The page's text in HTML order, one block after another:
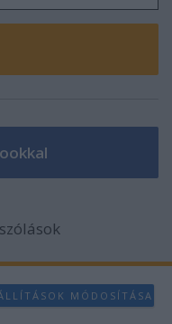
MÓDOSÍTÁSA